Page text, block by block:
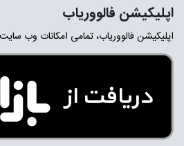
اپلیکیشن فالووریاب
اپلیکیشن فالووریاب، تمامی امکانات وب